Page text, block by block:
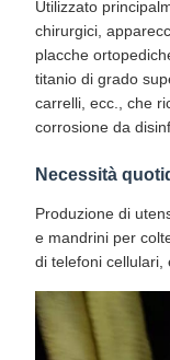
Utilizzato
chirurgici,
placche
titanio di grado
carrelli, ecc., che
corrosione da
Necessità
Produzione di
e mandrini per
di telefoni cellulari,